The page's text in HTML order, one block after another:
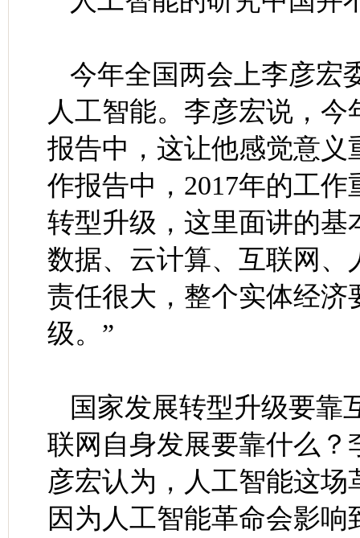
今年全国两会上李彦宏
人工智能。李彦宏说，
报告中，这让他感觉意义
作报告中，2017年的工
转型升级，这里面讲的
数据、云计算、互联网
责任很大，整个实体经
级。”
国家发展转型升级要靠
联网自身发展要靠什么
彦宏认为，人工智能这
因为人工智能革命会影